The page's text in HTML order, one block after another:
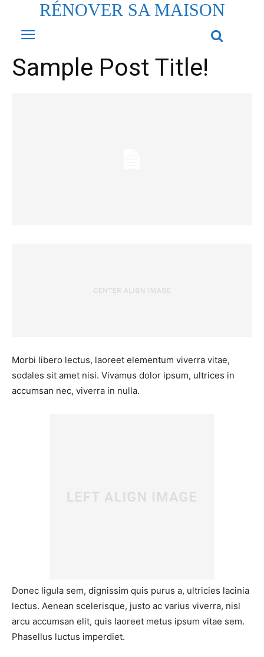
RÉNOVER SA MAISON
Sample Post Title!
Morbi libero lectus, laoreet elementum viverra vitae,
sodales sit amet nisi. Vivamus dolor ipsum, ultrices in
accumsan nec, viverra in nulla.
Donec ligula sem, dignissim quis purus a, ultricies lacinia
lectus. Aenean scelerisque, justo ac varius viverra, nisl
arcu accumsan elit, quis laoreet metus ipsum vitae sem.
Phasellus luctus imperdiet.